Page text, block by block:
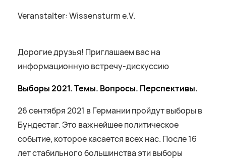
Veranstalter: Wissensturm e.V.
Дорогие друзья! Приглашаем вас на
информационную встречу-дискуссию
Выборы 2021. Темы. Вопросы. Перспективы.
26 сентября 2021 в Германии пройдут выборы в
Бундестаг. Это важнейшее политическое
событие, которое касается всех нас. После 16
лет стабильного большинства эти выборы